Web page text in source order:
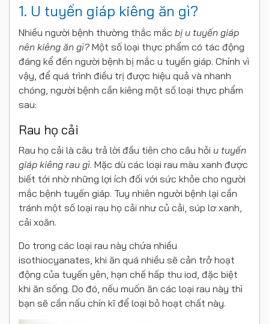
1. U tuyến giáp kiêng ăn gì?
Nhiều người bệnh thường thắc mắc bị u tuyến giáp
nên kiêng ăn gì? Một số loại thực phẩm có tác động
đáng kể đến người bệnh bị mắc u tuyến giáp. Chính vì
vậy, để quá trình điều trị được hiệu quả và nhanh
chóng, người bệnh cần kiêng một số loại thực phẩm
sau:
Rau họ cải
Rau họ cải là câu trả lời đầu tiên cho câu hỏi u tuyến
giáp kiêng rau gì. Mặc dù các loại rau màu xanh được
biết tới nhờ những lợi ích đối với sức khỏe cho người
mắc bệnh tuyến giáp. Tuy nhiên người bệnh lại cần
tránh một số loại rau họ cải như củ cải, súp lơ xanh,
cải xoăn.
Do trong các loại rau này chứa nhiều
isothiocyanates, khi ăn quá nhiều sẽ cản trở hoạt
động của tuyến yên, hạn chế hấp thu iod, đặc biệt
khi ăn sống. Do đó, nếu muốn ăn các loại rau này thì
bạn sẽ cần nấu chín kĩ để loại bỏ hoạt chất này.